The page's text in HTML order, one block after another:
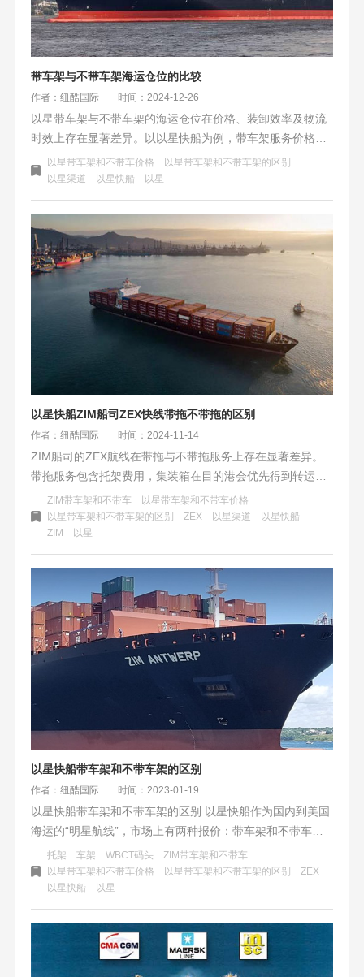
带车架与不带车架海运仓位的比较
作者：纽酷国际 时间：2024-12-26
以星带车架与不带车架的海运仓位在价格、装卸效率及物流
时效上存在显著差异。以以星快船为例，带车架服务价格较
高，但提供稳定高效的物流解决方案，优先装卸和提柜，缩
短时效；不带车架服务价格亲民，但装卸和提柜优先级较
衡选择。
以星带车架和不带车价格
以星带车架和不带车架的区别
以星渠道
以星快船 以星
以星快船ZIM船司ZEX快线带拖不带拖的区别
作者：纽酷国际 时间：2024-11-14
ZIM船司的ZEX航线在带拖与不带拖服务上存在显著差异。
带拖服务包含托架费用，集装箱在目的港会优先得到转运，
提取时效快；而不带拖服务则不含托架费用，集装箱需等待
托架才能进行转运，时效相对较慢，通常慢4-7天。卖家在选
择时应根据自身需求和预算进行权衡，追求时效可选带拖，
注重成本可选不带拖。
ZIM带车架和不带车
以星带车架和不带车价格
以星带车架和不带车架的区别
ZEX 以星渠道
以星快船
ZIM
以星
以星快船带车架和不带车架的区别
作者：纽酷国际 时间：2023-01-19
以星快船带车架和不带车架的区别.以星快船作为国内到美国
海运的“明星航线”，市场上有两种报价：带车架和不带车
架。那么以星快船带车架和不带车架有什么区别？
托架 车架 WBCT码头
ZIM带车架和不带车
以星带车架和不带车价格
以星带车架和不带车架的区别
ZEX
以星快船
以星